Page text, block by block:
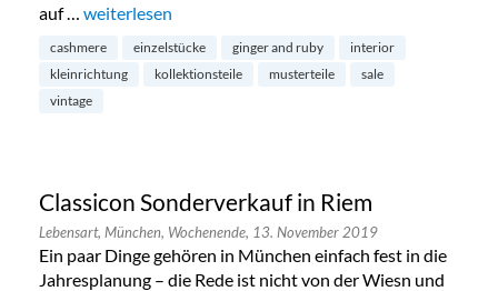
auf … „Special Sale in Schwabing“
weiterlesen
cashmere einzelstücke ginger and ruby
interior
kleinrichtung
kollektionsteile musterteile
sale
vintage
Classicon Sonderverkauf in Riem
Lebensart, München, Wochenende, 13. November 2019
Ein paar Dinge gehören in München einfach fest in die
Jahresplanung – die Rede ist nicht von der Wiesn und